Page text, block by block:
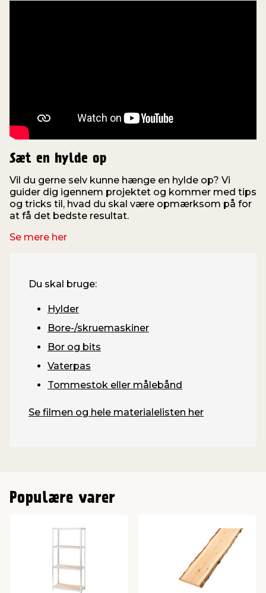
Sæt en hylde op
Vil du gerne selv kunne hænge en hylde op? Vi
guider dig igennem projektet og kommer med tips
og tricks til, hvad du skal være opmærksom på for
at få det bedste resultat.
Se mere her
Du skal bruge:
Hylder
Bore-/skruemaskiner
Bor og bits
Vaterpas
Tommestok eller målebånd
Se filmen og hele materialelisten her
Populære varer